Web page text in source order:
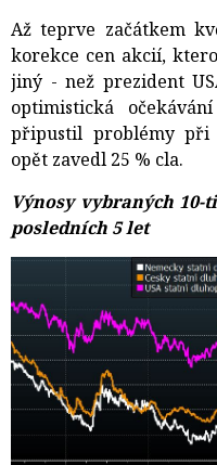
Až teprve začátkem
korekce cen akcií,
jiný - než prezident
optimistická
připustil problémy při
opět zavedl 25 % cla.
Výnosy vybraných
posledních 5 let